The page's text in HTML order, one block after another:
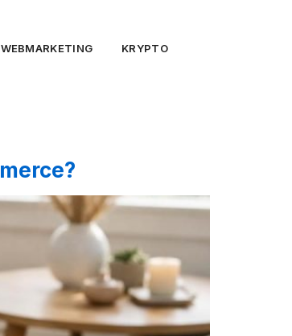
WEBMARKETING KRYPTO